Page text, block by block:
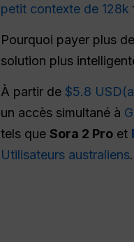
petit contexte de 128k
Pourquoi payer plus de
solution plus
À partir de $5.8
un accès simultané à
tels que Sora 2 Pro et
Utilisateurs australiens.